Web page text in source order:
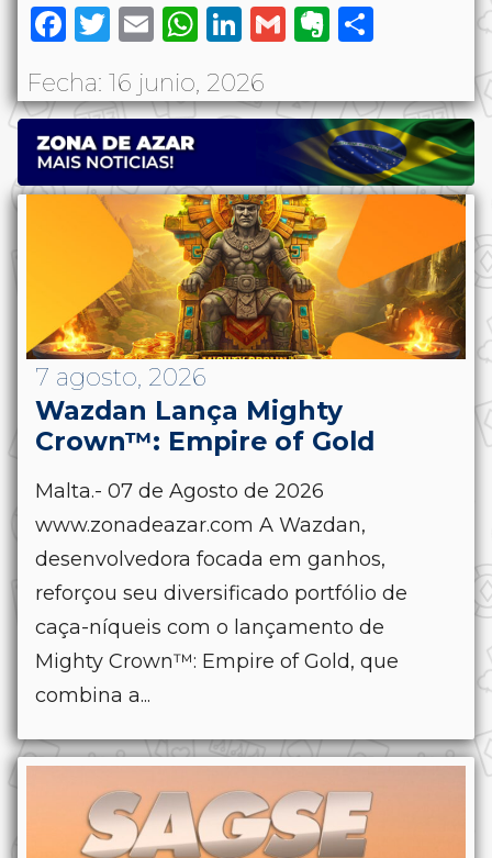
Facebook
Twitter
EmailWhatsApp
LinkedIn
GmailEvernote
Fecha: 16 junio, 2026
7 agosto, 2026
Wazdan Lança Mighty
Crown™: Empire of Gold
Malta.- 07 de Agosto de 2026
www.zonadeazar.com A Wazdan,
desenvolvedora focada em ganhos,
reforçou seu diversificado portfólio de
caça-níqueis com o lançamento de
Mighty Crown™: Empire of Gold, que
combina a...